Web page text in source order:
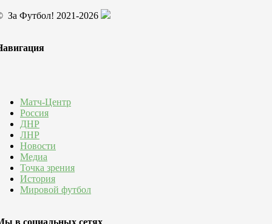
За Футбол! 2021-2026
Матч-Центр
Россия
ДНР
ЛНР
Новости
Медиа
Точка зрения
История
Мировой футбол